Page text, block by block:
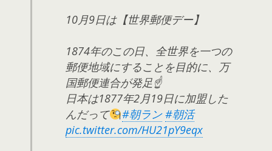
10月9日は【世界郵便デー】
1874年のこの日、全世界を一つの
郵便地域にすることを目的に、万
国郵便連合が発足☝️
日本は1877年2月19日に加盟した
んだって
#朝ラン #朝活
pic.twitter.com/HU21pY9eqx